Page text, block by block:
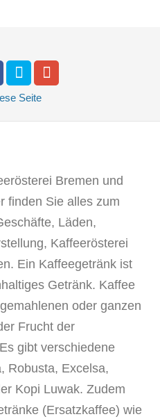
Seite
Bremen und
finden Sie alles zum
Läden,
Kaffeerösterei
Ein Kaffeegetränk ist
Getränk. Kaffee
oder ganzen
Frucht der
gibt verschiedene
Robusta, Excelsa,
Kopi Luwak. Zudem
(Ersatzkaffee) wie